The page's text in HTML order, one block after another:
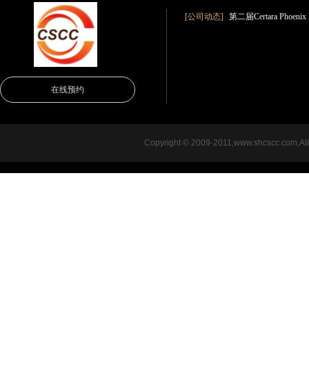
Copyright © 2009-
在线预约
[公司动态] 第二届Certara